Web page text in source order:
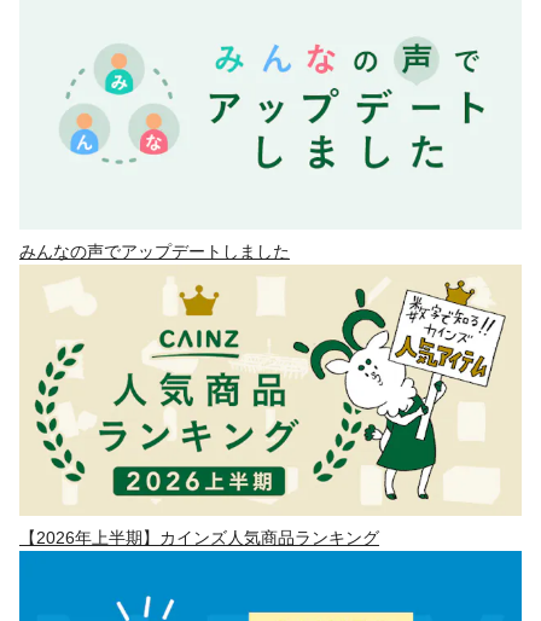
みんなの声でアップデートしました
【2026年上半期】カインズ人気商品ランキング